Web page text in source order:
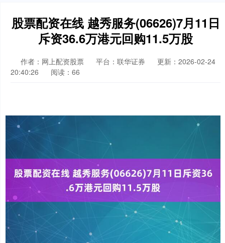
股票配资在线 越秀服务(06626)7月11日
斥资36.6万港元回购11.5万股
作者：网上配资股票 平台：联华证券
更新：2026-02-24
20:40:26
阅读：66